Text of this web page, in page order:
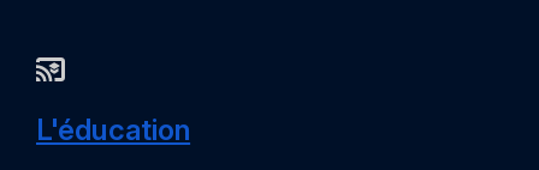
L'éducation